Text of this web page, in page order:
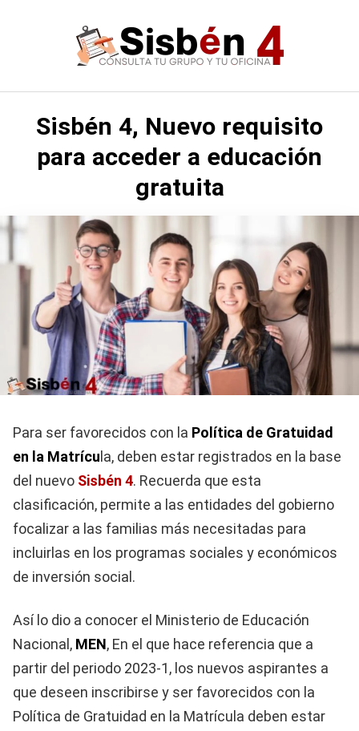
Sisbén 4, Nuevo requisito
para acceder a educación
gratuita
Para ser favorecidos con la Política de Gratuidad
en la Matrícu la, deben estar registrados en la base
del nuevo Sisbén 4. Recuerda que esta
clasificación, permite a las entidades del gobierno
focalizar a las familias más necesitadas para
incluirlas en los programas sociales y económicos
de inversión social.
Así lo dio a conocer el Ministerio de Educación
Nacional, MEN, En el que hace referencia que a
partir del periodo 2023-1, los nuevos aspirantes a
que deseen inscribirse y ser favorecidos con la
Política de Gratuidad en la Matrícula deben estar